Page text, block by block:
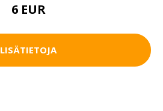
6 EUR
LISÄTIETOJA